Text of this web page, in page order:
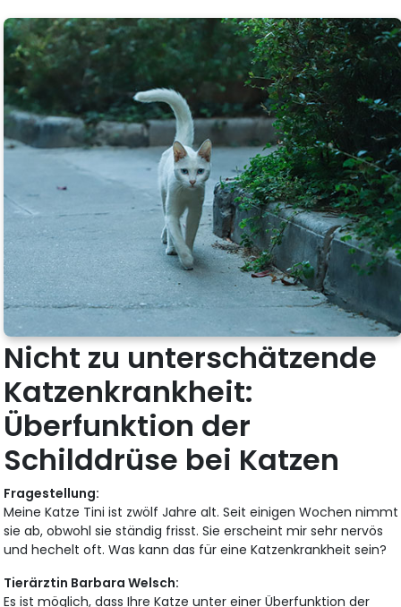
Nicht zu unterschätzende
Katzenkrankheit:
Überfunktion der
Schilddrüse bei Katzen
Fragestellung:
Meine Katze Tini ist zwölf Jahre alt. Seit einigen Wochen nimmt
sie ab, obwohl sie ständig frisst. Sie erscheint mir sehr nervös
und hechelt oft. Was kann das für eine Katzenkrankheit sein?
Tierärztin Barbara Welsch:
Es ist möglich, dass Ihre Katze unter einer Überfunktion der